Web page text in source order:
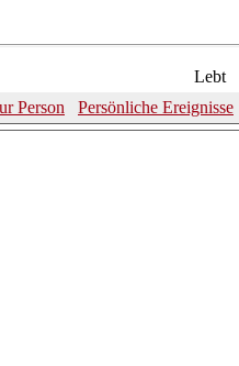
Lebt
Person
Persönliche Ereignisse